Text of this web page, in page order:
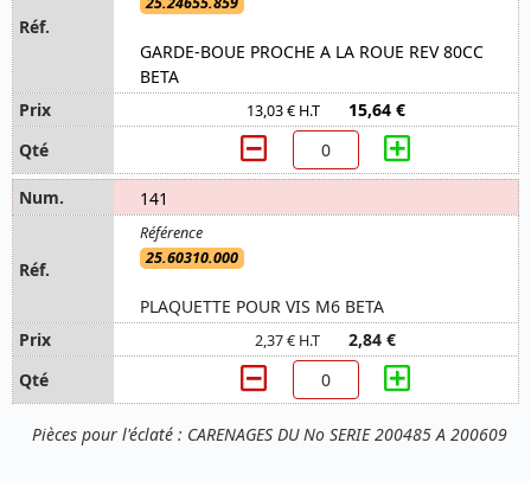
Pièces pour l'éclaté : CARENAGES DU No SERIE 200485 A 200609
GARDE-BOUE PROCHE A LA ROUE REV 80CC
BETA
13,03 € H.T 15,64 €
141
25.60310.000
PLAQUETTE POUR VIS M6 BETA
2,37 € H.T 2,84 €